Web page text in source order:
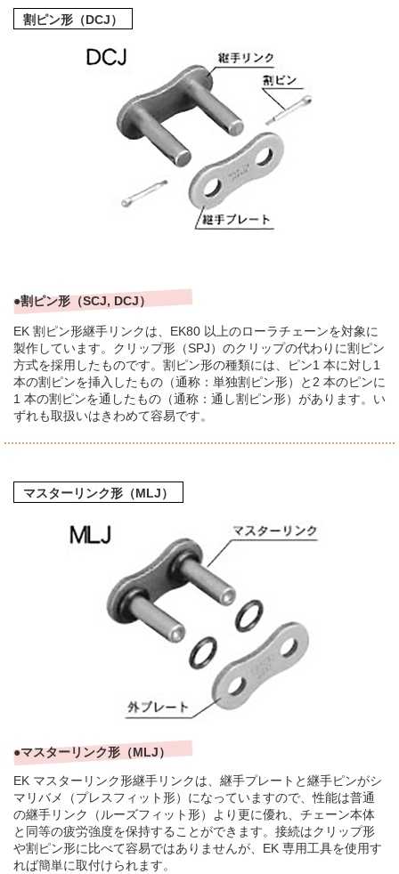
割ピン形（DCJ）
●割ピン形（SCJ, DCJ）
EK 割ピン形継手リンクは、EK80 以上のローラチェーンを対象に
製作しています。クリップ形（SPJ）のクリップの代わりに割ピン
方式を採用したものです。割ピン形の種類には、ピン1 本に対し1
本の割ピンを挿入したもの（通称：単独割ピン形）と2 本のピンに
1 本の割ピンを通したもの（通称：通し割ピン形）があります。い
ずれも取扱いはきわめて容易です。
マスターリンク形（MLJ）
●マスターリンク形（MLJ）
EK マスターリンク形継手リンクは、継手プレートと継手ピンがシ
マリバメ（プレスフィット形）になっていますので、性能は普通
の継手リンク（ルーズフィット形）より更に優れ、チェーン本体
と同等の疲労強度を保持することができます。接続はクリップ形
や割ピン形に比べて容易ではありませんが、EK 専用工具を使用す
れば簡単に取付けられます。